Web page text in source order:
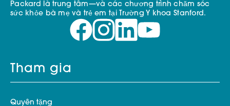
Packard là trung tâm—và các chương trình chăm sóc
sức khỏe bà mẹ và trẻ em tại Trường Y khoa Stanford.
Tham gia
Quyên tặng